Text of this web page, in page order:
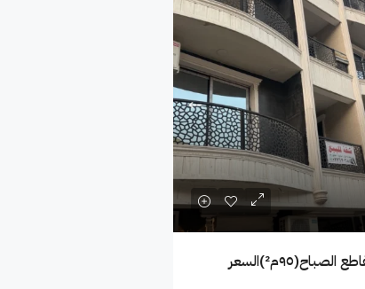
شقة للبيع في الأعظمية- تقاطع الصباح(٩٥م²)السعر